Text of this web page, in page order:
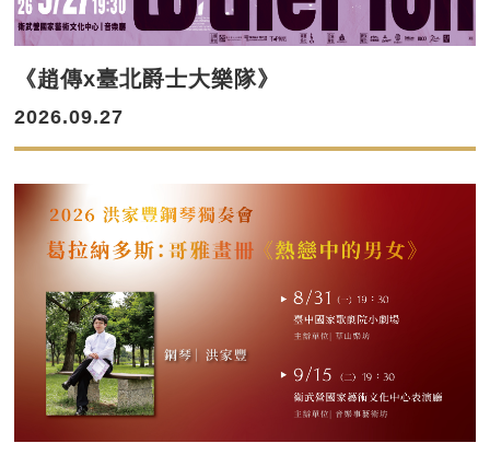
《趙傳x臺北爵士大樂隊》
2026.09.27